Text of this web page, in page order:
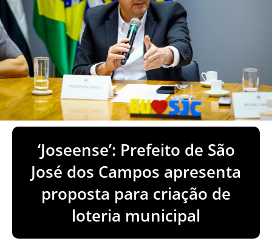
‘Joseense’: Prefeito de São
José dos Campos apresenta
proposta para criação de
loteria municipal